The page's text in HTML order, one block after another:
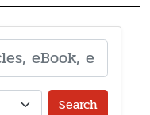
Search